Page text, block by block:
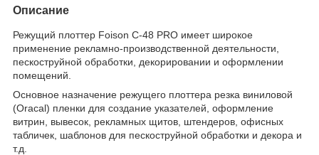
Описание
Режущий плоттер Foison C-48 PRO имеет широкое
применение рекламно-производственной деятельности,
пескоструйной обработки, декорировании и оформлении
помещений.
Основное назначение режущего плоттера резка виниловой
(Oracal) пленки для создание указателей, оформление
витрин, вывесок, рекламных щитов, штендеров, офисных
табличек, шаблонов для пескоструйной обработки и декора и
т.д.